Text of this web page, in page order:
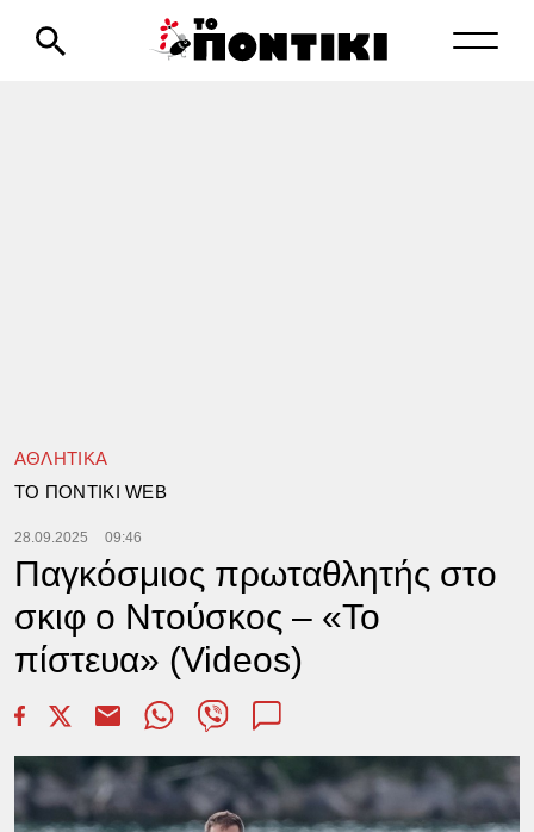
ΑΘΛΗΤΙΚΑ
TΟ ΠΟΝΤΙΚΙ WEB
28.09.2025 09:46
Παγκόσμιος πρωταθλητής στο
σκιφ ο Ντούσκος – «Το
πίστευα» (Videos)